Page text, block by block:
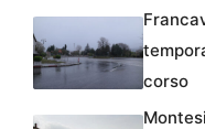
corso